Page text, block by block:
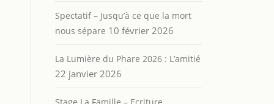
Spectatif – Jusqu’à ce que la mort
nous sépare 10 février 2026
La Lumière du Phare 2026 : L’amitié
22 janvier 2026